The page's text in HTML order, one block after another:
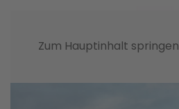
Zum Hauptinhalt springen